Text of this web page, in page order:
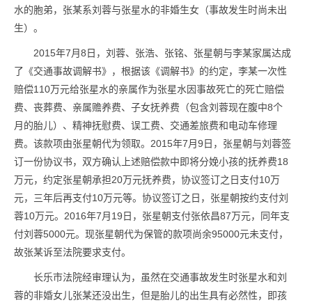
水的胞弟，张某系刘蓉与张星水的非婚生女（事故发生时尚未出
生）。
2015年7月8日，刘蓉、张浩、张铭、张星朝与李某家属达成
了《交通事故调解书》，根据该《调解书》的约定，李某一次性
赔偿110万元给张星水的亲属作为张星水因事故死亡的死亡赔偿
费、丧葬费、亲属赡养费、子女抚养费（包含刘蓉现在腹中8个
月的胎儿）、精神抚慰费、误工费、交通差旅费和电动车修理
费。该款项由张星朝代为领取。2015年7月9日，张星朝与刘蓉签
订一份协议书，双方确认上述赔偿款中即将分娩小孩的抚养费18
万元，约定张星朝承担20万元抚养费，协议签订之日支付10万
元，三年后再支付10万元等。协议签订之日，张星朝按约支付刘
蓉10万元。2016年7月19日，张星朝支付张依昌87万元，同年支
付刘蓉5000元。现张星朝代为保管的款项尚余95000元未支付，
故张某诉至法院要求支付。
长乐市法院经审理认为，虽然在交通事故发生时张星水和刘
蓉的非婚女儿张某还没出生，但是胎儿的出生具有必然性，即孩